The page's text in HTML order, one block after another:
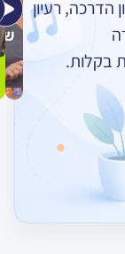
אומרות
רוקד
–
חורף